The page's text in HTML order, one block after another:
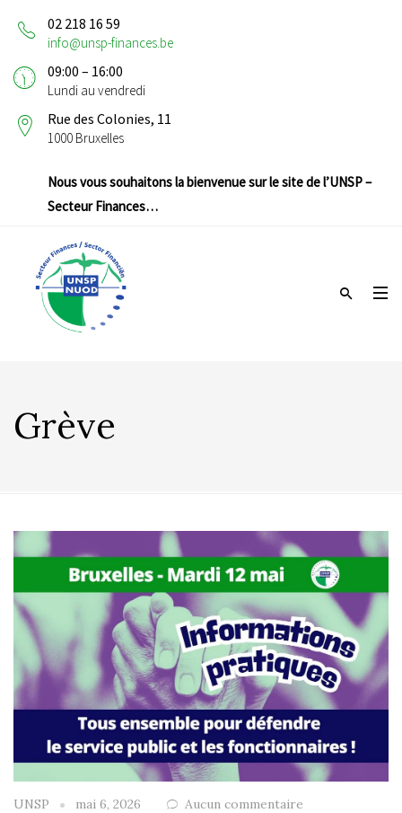
02 218 16 59
info@unsp-finances.be
09:00 – 16:00
Lundi au vendredi
Rue des Colonies, 11
1000 Bruxelles
Nous vous souhaitons la bienvenue sur le site de l’UNSP –
Secteur Finances…
Grève
UNSP mai 6, 2026 Aucun commentaire